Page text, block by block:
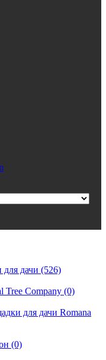
дачи (526)
Tree Company (0)
для дачи Romana
(0)